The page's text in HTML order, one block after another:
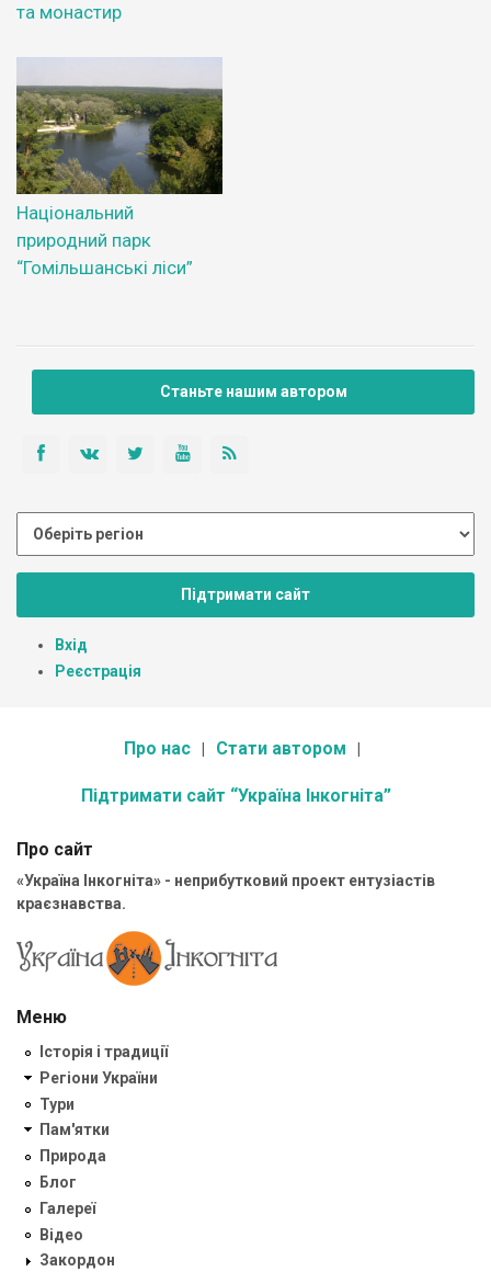
та монастир
Національний
природний парк
“Гомільшанські ліси”
Станьте нашим автором
Підтримати сайт
Вхід
Реєстрація
Про нас Стати автором
Підтримати сайт “Україна Інкогніта”
Про сайт
«Україна Інкогніта» - неприбутковий проект ентузіастів
краєзнавства.
Меню
Історія і традиції
Регіони України
Тури
Пам'ятки
Природа
Блог
Галереї
Відео
Закордон